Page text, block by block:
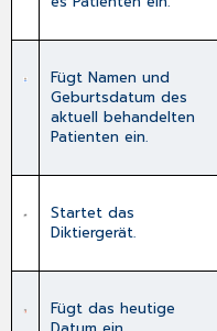
Fügt Namen und
Geburtsdatum des
aktuell behandelten
Patienten ein.
Startet das
Diktiergerät.
Fügt das heutige